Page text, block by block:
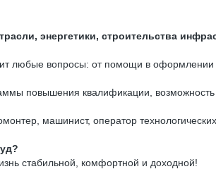
энергетики, строительства
любые вопросы: от помощи в оформлении
повышения квалификации,
машинист, оператор
стабильной, комфортной и доходной!